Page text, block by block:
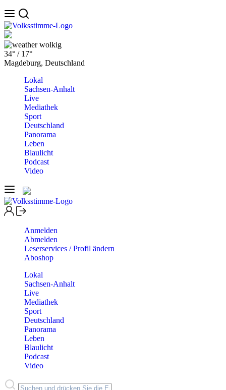
wolkig
34° / 17°
Magdeburg, Deutschland
Lokal
Sachsen-Anhalt
Live
Mediathek
Sport
Deutschland
Panorama
Leben
Blaulicht
Podcast
Video
Anmelden
Abmelden
Leserservices / Profil ändern
Aboshop
Lokal
Sachsen-Anhalt
Live
Mediathek
Sport
Deutschland
Panorama
Leben
Blaulicht
Podcast
Video